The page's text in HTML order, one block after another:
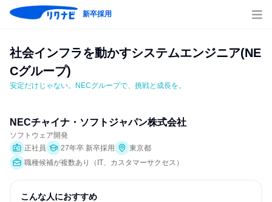
新卒採用
社会インフラを動かすシステムエンジニア(NE
Cグループ)
安定だけじゃない。NECグループで、挑戦と成長を。
NECチャイナ・ソフトジャパン株式会社
ソフトウェア開発
正社員
27年卒 新卒採用
東京都
職種候補が複数あり（IT、カスタマーサクセス）
こんな人におすすめ